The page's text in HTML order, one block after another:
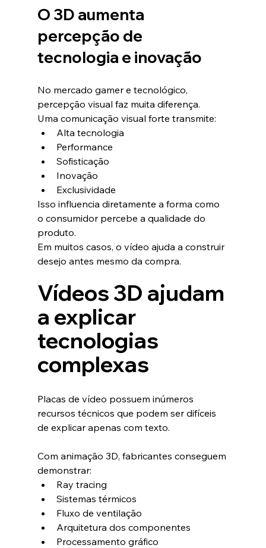
O 3D aumenta
percepção de
tecnologia e inovação
No mercado gamer e tecnológico,
percepção visual faz muita diferença.
Uma comunicação visual forte transmite:
Alta tecnologia
Performance
Sofisticação
Inovação
Exclusividade
Isso influencia diretamente a forma como
o consumidor percebe a qualidade do
produto.
Em muitos casos, o vídeo ajuda a construir
desejo antes mesmo da compra.
Vídeos 3D ajudam
a explicar
tecnologias
complexas
Placas de vídeo possuem inúmeros
recursos técnicos que podem ser difíceis
de explicar apenas com texto.
Com animação 3D, fabricantes conseguem
demonstrar:
Ray tracing
Sistemas térmicos
Fluxo de ventilação
Arquitetura dos componentes
Processamento gráfico